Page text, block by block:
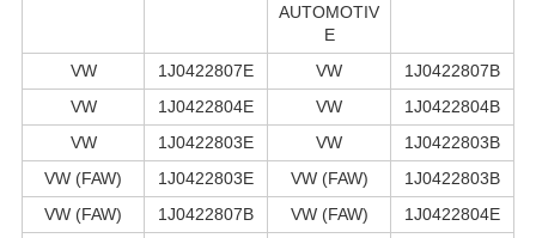
AUTOMOTIV
E
VW 1J0422807E VW
1J0422807B
VW
1J0422804E VW
1J0422804B
VW
1J0422803E VW
1J0422803B
VW (FAW)
1J0422803E VW (FAW)
1J0422803B
VW (FAW)
1J0422807B VW (FAW)
1J0422804E